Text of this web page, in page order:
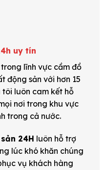
uy tín
lĩnh vực cầm đồ
động sản với hơn 15
tôi luôn cam kết hỗ
nơi trong khu vực
trong cả nước.
24H luôn hỗ trợ
lúc khó khăn chúng
vụ khách hàng